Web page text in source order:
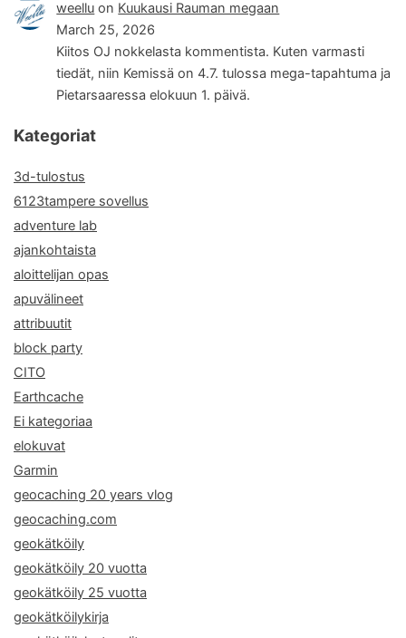
weellu on Kuukausi Rauman megaan
March 25, 2026
Kiitos OJ nokkelasta kommentista. Kuten varmasti
tiedät, niin Kemissä on 4.7. tulossa mega-tapahtuma ja
Pietarsaaressa elokuun 1. päivä.
Kategoriat
3d-tulostus
6123tampere sovellus
adventure lab
ajankohtaista
aloittelijan opas
apuvälineet
attribuutit
block party
CITO
Earthcache
Ei kategoriaa
elokuvat
Garmin
geocaching 20 years vlog
geocaching.com
geokätköily
geokätköily 20 vuotta
geokätköily 25 vuotta
geokätköilykirja